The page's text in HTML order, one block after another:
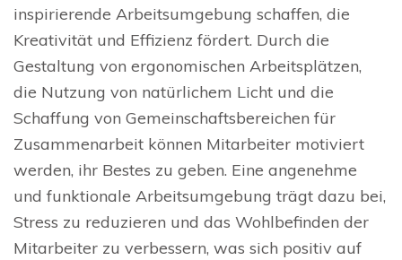
inspirierende Arbeitsumgebung schaffen, die
Kreativität und Effizienz fördert. Durch die
Gestaltung von ergonomischen Arbeitsplätzen,
die Nutzung von natürlichem Licht und die
Schaffung von Gemeinschaftsbereichen für
Zusammenarbeit können Mitarbeiter motiviert
werden, ihr Bestes zu geben. Eine angenehme
und funktionale Arbeitsumgebung trägt dazu bei,
Stress zu reduzieren und das Wohlbefinden der
Mitarbeiter zu verbessern, was sich positiv auf